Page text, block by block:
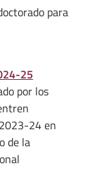
para
25
por los
24 en
de la